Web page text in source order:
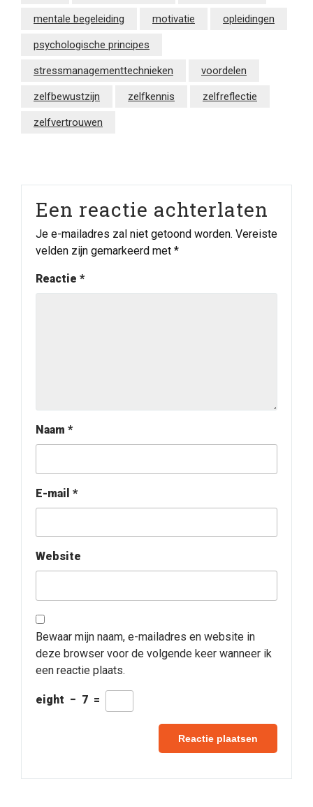
mentale begeleiding motivatie opleidingen
psychologische principes
stressmanagementtechnieken voordelen
zelfbewustzijn zelfkennis zelfreflectie
zelfvertrouwen
Een reactie achterlaten
Je e-mailadres zal niet getoond worden. Vereiste
velden zijn gemarkeerd met *
Reactie *
Naam *
E-mail *
Website
Bewaar mijn naam, e-mailadres en website in
deze browser voor de volgende keer wanneer ik
een reactie plaats.
eight − 7 =